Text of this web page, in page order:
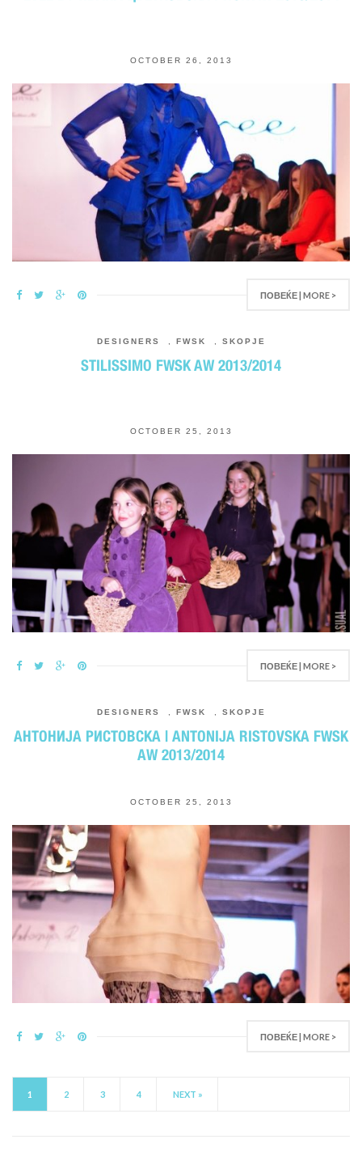
OCTOBER 26, 2013
ПОВЕЌЕ | MORE >
DESIGNERS FWSK SKOPJE
STILISSIMO FWSK AW 2013/2014
OCTOBER 25, 2013
ПОВЕЌЕ | MORE >
DESIGNERS FWSK SKOPJE
АНТОНИЈА РИСТОВСКА | ANTONIJA RISTOVSKA FWSK
AW 2013/2014
OCTOBER 25, 2013
ПОВЕЌЕ | MORE >
1 2 3 4 NEXT »